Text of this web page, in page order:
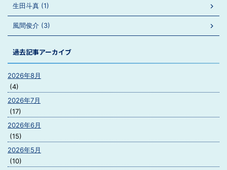
生田斗真 (1)
風間俊介 (3)
過去記事アーカイブ
2026年8月
(4)
2026年7月
(17)
2026年6月
(15)
2026年5月
(10)